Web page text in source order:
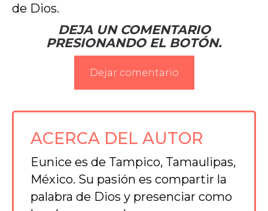
de Dios.
DEJAUN COMENTARIO
PRESIONANDO EL BOTÓN.
Dejar comentario
ACERCA DEL AUTOR
Eunice es de Tampico, Tamaulipas,
México. Su pasión es compartir la
palabra de Dios y presenciar como